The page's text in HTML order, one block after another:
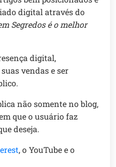
digital através do
Segredos é o melhor
digital,
vendas e ser
não somente no blog,
que o usuário faz
deseja.
, o YouTube e o